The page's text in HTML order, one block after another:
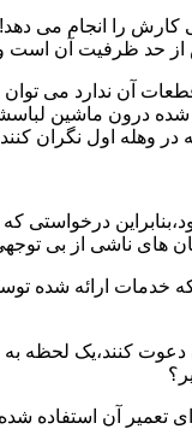
را انجام می
از حد ظرفیت آن
آن ندارد می
شده درون ماشین
در وهله اول نگران
درخواستی
ناشی از بی توجهی
خدمات ارائه
کنند،یک لحظه
تعمیر آن